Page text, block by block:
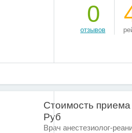
0
отзывов
Стоимость
Руб
Врач анестезиолог-